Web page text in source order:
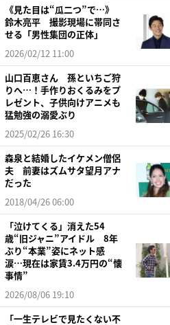
《見た目は“瓜二つ”で…》
鈴木亮平 撮影現場に帯同さ
せる「男性集団の正体」
2026/02/12 11:00
山口百恵さん 孫といちご狩
りへ…！手作りおくるみをプ
レゼント、子供向けアニメも
猛勉強の溺愛ぶり
2025/02/26 16:30
森泉と結婚したイケメン僧侶
夫 前妻はズムサタ望月アナ
だった
2018/04/26 06:00
「泣けてくる」消えた54
歳“旧ジャニ”アイドル 8年
ぶり“本業”姿にネット感
涙…現在は家賃3.4万円の“懐
事情”
2026/08/06 19:10
「一生テレビで見たくない不